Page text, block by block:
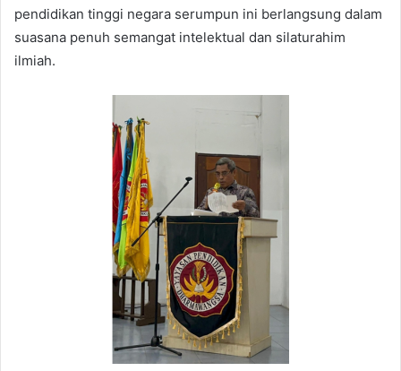
pendidikan tinggi negara serumpun ini berlangsung dalam
suasana penuh semangat intelektual dan silaturahim
ilmiah.